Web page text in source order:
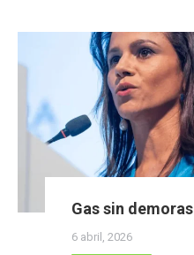
Gas sin demoras
6 abril, 2026